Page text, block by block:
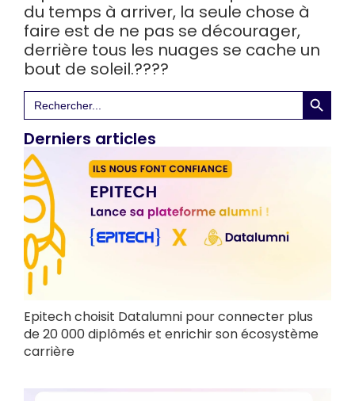
du temps à arriver, la seule chose à
faire est de ne pas se décourager,
derrière tous les nuages se cache un
bout de soleil.????
Search
for:
Search
Derniers articles
Epitech choisit Datalumni pour connecter plus
de 20 000 diplômés et enrichir son écosystème
carrière